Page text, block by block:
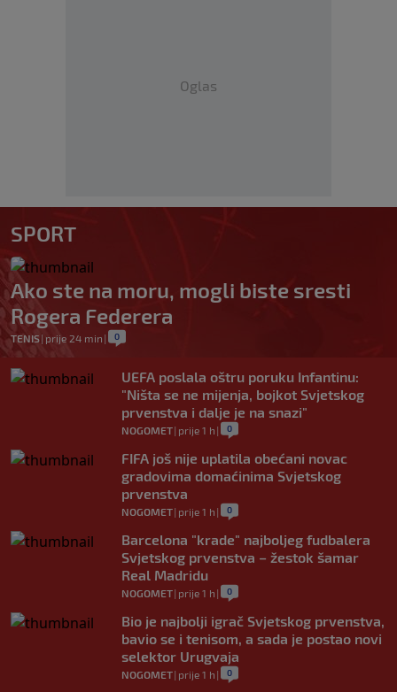
Oglas
SPORT
Ako ste na moru, mogli biste sresti
Rogera Federera
TENIS| prije 24 min | 0
UEFA poslala oštru poruku Infantinu:
"Ništa se ne mijenja, bojkot Svjetskog
prvenstva i dalje je na snazi"
NOGOMET| prije 1 h | 0
FIFA još nije uplatila obećani novac
gradovima domaćinima Svjetskog
prvenstva
NOGOMET| prije 1 h | 0
Barcelona "krade" najboljeg fudbalera
Svjetskog prvenstva – žestok šamar
Real Madridu
NOGOMET| prije 1 h | 0
Bio je najbolji igrač Svjetskog prvenstva,
bavio se i tenisom, a sada je postao novi
selektor Urugvaja
NOGOMET| prije 1 h | 0